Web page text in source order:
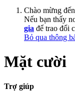
Chào mừng
Nếu bạn thấy
gia để trao đổi
Bỏ qua thông
Mặt cười
Trợ giúp